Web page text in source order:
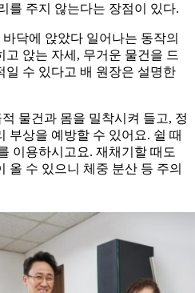
를 주지 않는다는 장점이 있다.
닥에 앉았다 일어나는 동작의
앉는 자세, 무거운 물건을 드
일 수 있다고 배 원장은 설명한
물건과 몸을 밀착시켜 들고, 정
부상을 예방할 수 있어요. 쉴 때
이용하시고요. 재채기할 때도
올 수 있으니 체중 분산 등 주의